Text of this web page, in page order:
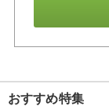
おすすめ特集